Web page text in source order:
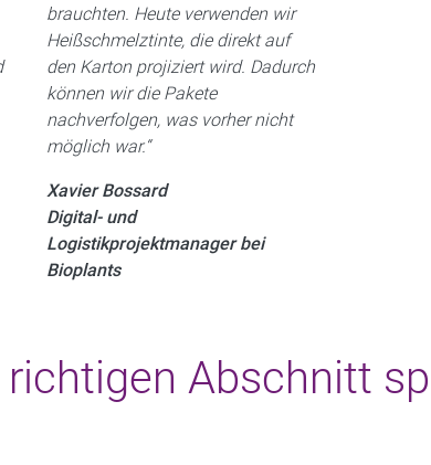
brauchten. Heute verwenden wir
Heißschmelztinte, die direkt auf
den Karton projiziert wird. Dadurch
können wir die Pakete
nachverfolgen, was vorher nicht
möglich war.“
Xavier Bossard
Digital- und
Logistikprojektmanager bei
Bioplants
Abschnitt